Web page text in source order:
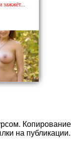
зажжёт...
Копирование
на публикации.